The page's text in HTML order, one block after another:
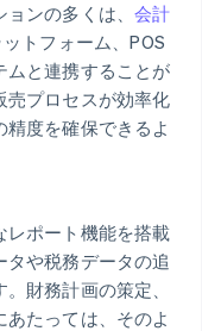
ョンの多くは、会計
トフォーム、POS
ムと連携することが
売プロセスが効率化
度を確保できるよ
レポート機能を搭載
タや税務データの追
財務計画の策定、
たっては、そのよ